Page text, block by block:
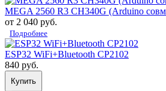
MEGA 2560 R3 CH340G (Arduino
от 2 040 руб.
Подробнее
ESP32 WiFi+Bluetooth CP2102
840 руб.
Купить